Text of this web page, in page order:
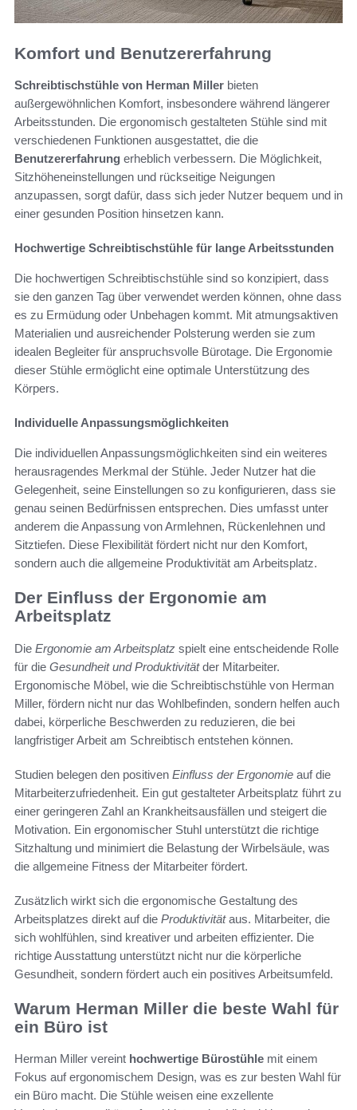
Komfort und Benutzererfahrung
Schreibtischstühle von Herman Miller bieten
außergewöhnlichen Komfort, insbesondere während längerer
Arbeitsstunden. Die ergonomisch gestalteten Stühle sind mit
verschiedenen Funktionen ausgestattet, die die
Benutzererfahrung erheblich verbessern. Die Möglichkeit,
Sitzhöheneinstellungen und rückseitige Neigungen
anzupassen, sorgt dafür, dass sich jeder Nutzer bequem und in
einer gesunden Position hinsetzen kann.
Hochwertige Schreibtischstühle für lange Arbeitsstunden
Die hochwertigen Schreibtischstühle sind so konzipiert, dass
sie den ganzen Tag über verwendet werden können, ohne dass
es zu Ermüdung oder Unbehagen kommt. Mit atmungsaktiven
Materialien und ausreichender Polsterung werden sie zum
idealen Begleiter für anspruchsvolle Bürotage. Die Ergonomie
dieser Stühle ermöglicht eine optimale Unterstützung des
Körpers.
Individuelle Anpassungsmöglichkeiten
Die individuellen Anpassungsmöglichkeiten sind ein weiteres
herausragendes Merkmal der Stühle. Jeder Nutzer hat die
Gelegenheit, seine Einstellungen so zu konfigurieren, dass sie
genau seinen Bedürfnissen entsprechen. Dies umfasst unter
anderem die Anpassung von Armlehnen, Rückenlehnen und
Sitztiefen. Diese Flexibilität fördert nicht nur den Komfort,
sondern auch die allgemeine Produktivität am Arbeitsplatz.
Der Einfluss der Ergonomie am
Arbeitsplatz
Die Ergonomie am Arbeitsplatz spielt eine entscheidende Rolle
für die Gesundheit und Produktivitätder Mitarbeiter.
Ergonomische Möbel, wie die Schreibtischstühle von Herman
Miller, fördern nicht nur das Wohlbefinden, sondern helfen auch
dabei, körperliche Beschwerden zu reduzieren, die bei
langfristiger Arbeit am Schreibtisch entstehen können.
Studien belegen den positiven Einfluss der Ergonomie auf die
Mitarbeiterzufriedenheit. Ein gut gestalteter Arbeitsplatz führt zu
einer geringeren Zahl an Krankheitsausfällen und steigert die
Motivation. Ein ergonomischer Stuhl unterstützt die richtige
Sitzhaltung und minimiert die Belastung der Wirbelsäule, was
die allgemeine Fitness der Mitarbeiter fördert.
Zusätzlich wirkt sich die ergonomische Gestaltung des
Arbeitsplatzes direkt auf die Produktivitätaus. Mitarbeiter, die
sich wohlfühlen, sind kreativer und arbeiten effizienter. Die
richtige Ausstattung unterstützt nicht nur die körperliche
Gesundheit, sondern fördert auch ein positives Arbeitsumfeld.
Warum Herman Miller die beste Wahl für
ein Büro ist
Herman Miller vereint hochwertige Bürostühle mit einem
Fokus auf ergonomischem Design, was es zur besten Wahl für
ein Büro macht. Die Stühle weisen eine exzellente